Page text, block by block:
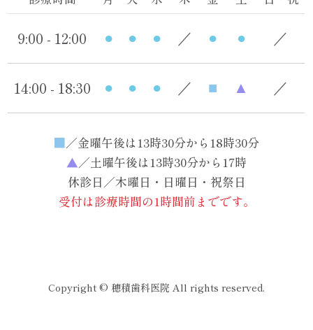
9:00 - 12:00 ● ● ● ／ ● ● ／
14:00 - 18:30 ● ● ● ／ ■ ▲ ／
■／金曜午後は13時30分から18時30分
▲／土曜午後は13時30分から17時
休診日／木曜日・日曜日・祝祭日
受付は診療時間の1時間前までです。
Copyright © 穂積歯科医院 All rights reserved.